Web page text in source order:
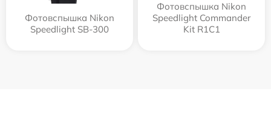
Фотовспышка Nikon
Speedlight SB-300
Фотовспышка Nikon
Speedlight Commander
Kit R1C1